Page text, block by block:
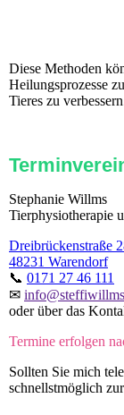
Diese Methoden
Heilungsprozesse
Tieres zu
Stephanie Willms
Tierphysiotherapie
Dreibrückenstraße
48231 Warendorf
📞 0171 27 46 111
✉
oder über das
Termine erfolgen
Sollten Sie mich
schnellstmöglich